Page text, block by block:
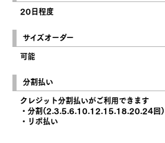
20日程度
サイズオーダー
可能
分割払い
クレジット分割払いがご利用できます
・分割(2.3.5.6.10.12.15.18.20.24回)
・リボ払い